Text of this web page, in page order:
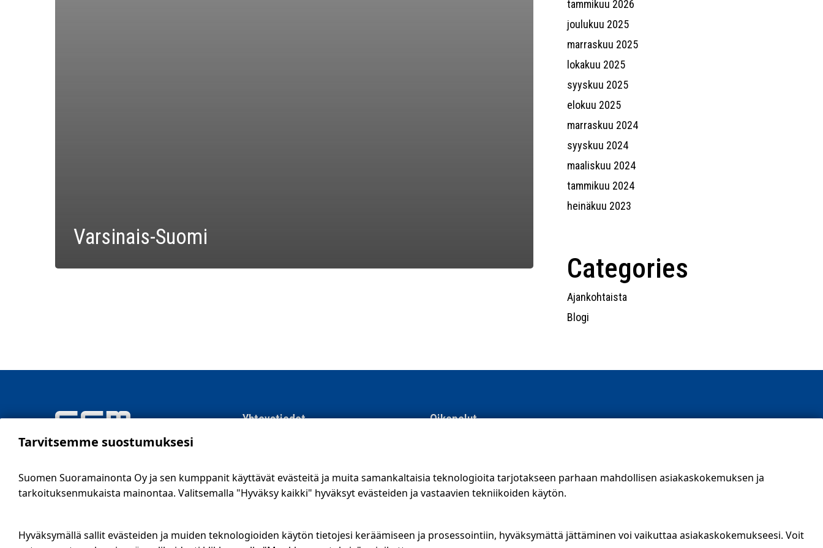
Varsinais-Suomi
tammikuu 2026
joulukuu 2025
marraskuu 2025
lokakuu 2025
syyskuu 2025
elokuu 2025
marraskuu 2024
syyskuu 2024
maaliskuu 2024
tammikuu 2024
heinäkuu 2023
Categories
Ajankohtaista
Blogi
Yhteystiedot
09 561 56 400
info@ssm.fi
Ilmoituskanava
Oikopolut
Hae töitä
Blogi
Tarvitsemme suostumuksesi
Suomen Suoramainonta Oy ja sen kumppanit käyttävät evästeitä ja muita samankaltaisia teknologioita tarjotakseen parhaan mahdollisen asiakaskokemuksen ja
tarkoituksenmukaista mainontaa. Valitsemalla "Hyväksy kaikki" hyväksyt evästeiden ja vastaavien tekniikoiden käytön.
Hyväksymällä sallit evästeiden ja muiden teknologioiden käytön tietojesi keräämiseen ja prosessointiin, hyväksymättä jättäminen voi vaikuttaa asiakaskokemukseesi. Voit